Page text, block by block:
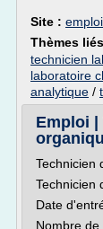
Site :
Thèmes
technicien
laboratoire
analytique /
Emploi |
Technicien
Technicien
Date
Nombre de